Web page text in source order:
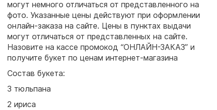
могут немного отличаться от представленного на
фото. Указанные цены действуют при оформлении
онлайн-заказа на сайте. Цены в пунктах выдачи
могут отличаться от представленных на сайте.
Назовите на кассе промокод “ОНЛАЙН-ЗАКАЗ” и
получите букет по ценам интернет-магазина
Состав букета:
3 тюльпана
2 ириса